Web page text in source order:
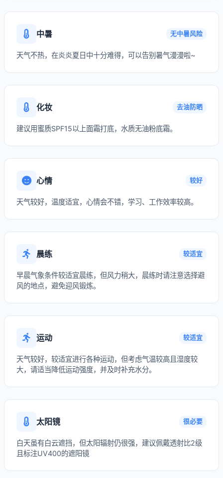
中暑 无中暑风险
天气不热，在炎炎夏日中十分难得，可以告别暑气漫漫啦~
化妆 去油防晒
建议用蜜质SPF15以上面霜打底，水质无油粉底霜。
心情 较好
天气较好，温度适宜，心情会不错，学习、工作效率较高。
晨练 较适宜
早晨气象条件较适宜晨练，但风力稍大，晨练时请注意选择避
风的地点，避免迎风锻炼。
运动 较适宜
天气较好，较适宜进行各种运动，但考虑气温较高且湿度较
大，请适当降低运动强度，并及时补充水分。
太阳镜 很必要
白天虽有白云遮挡，但太阳辐射仍很强，建议佩戴透射比2级
且标注UV400的遮阳镜